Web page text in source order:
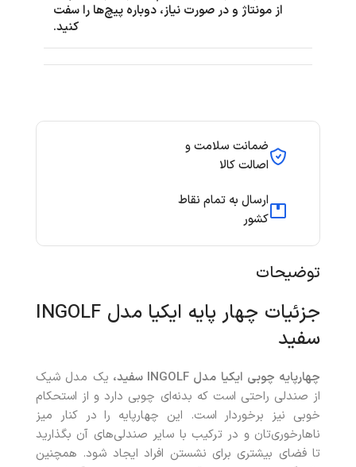
ضمانت سلامت و
اصالت کالا
ارسال به تمام نقاط
کشور
توضیحات
جزئیات چهار پایه ایکیا مدل INGOLF
سفید
چهارپایه چوبی ایکیا مدل INGOLF سفید، یک مدل شیک
از صندلی راحتی است که بدنه‌ای چوبی دارد و از استحکام
خوبی نیز برخوردار است. این چهارپایه را در کنار میز
ناهارخوری‌تان و در ترکیب با سایر صندلی‌های آن بگذارید
تا فضای بیشتری برای نشستن افراد ایجاد شود. همچنین
از مونتاژ و در صورت نیاز، دوباره پیچ‌ها را سفت
کنید.